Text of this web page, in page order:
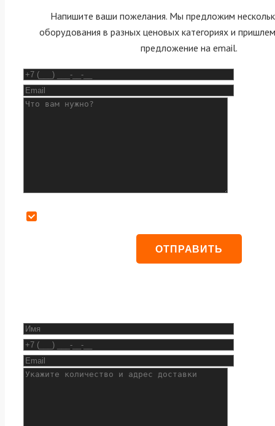
Напишите ваши пожелания. Мы предложим
оборудования в разных ценовых категориях и
предложение на email.